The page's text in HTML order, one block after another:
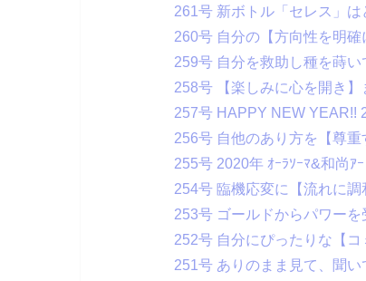
261号 新ボトル「セレス」は
260号 自分の【方向性を明確
259号 自分を救助し種を蒔い
258号 【楽しみに心を開き】
257号 HAPPY NEW YEAR!!
256号 自他のあり方を【尊重
255号 2020年 ｵｰﾗｿｰﾏ&和尚ｱ
254号 臨機応変に【流れに調
253号 ゴールドからパワー
252号 自分にぴったりな【コ
251号 ありのまま見て、聞